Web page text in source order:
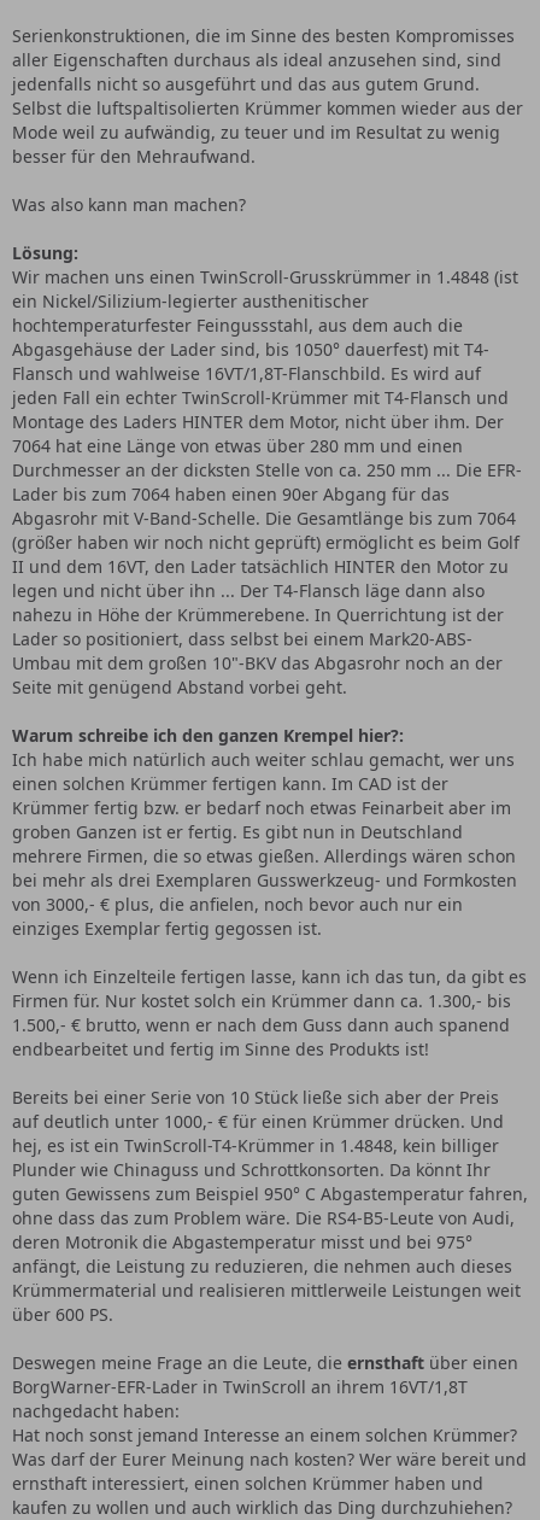
Serienkonstruktionen, die im Sinne des besten Kompromisses
aller Eigenschaften durchaus als ideal anzusehen sind, sind
jedenfalls nicht so ausgeführt und das aus gutem Grund.
Selbst die luftspaltisolierten Krümmer kommen wieder aus der
Mode weil zu aufwändig, zu teuer und im Resultat zu wenig
besser für den Mehraufwand.
Was also kann man machen?
Lösung:
Wir machen uns einen TwinScroll-Grusskrümmer in 1.4848 (ist
ein Nickel/Silizium-legierter austhenitischer
hochtemperaturfester Feingussstahl, aus dem auch die
Abgasgehäuse der Lader sind, bis 1050° dauerfest) mit T4-
Flansch und wahlweise 16VT/1,8T-Flanschbild. Es wird auf
jeden Fall ein echter TwinScroll-Krümmer mit T4-Flansch und
Montage des Laders HINTER dem Motor, nicht über ihm. Der
7064 hat eine Länge von etwas über 280 mm und einen
Durchmesser an der dicksten Stelle von ca. 250 mm ... Die EFR-
Lader bis zum 7064 haben einen 90er Abgang für das
Abgasrohr mit V-Band-Schelle. Die Gesamtlänge bis zum 7064
(größer haben wir noch nicht geprüft) ermöglicht es beim Golf
II und dem 16VT, den Lader tatsächlich HINTER den Motor zu
legen und nicht über ihn ... Der T4-Flansch läge dann also
nahezu in Höhe der Krümmerebene. In Querrichtung ist der
Lader so positioniert, dass selbst bei einem Mark20-ABS-
Umbau mit dem großen 10"-BKV das Abgasrohr noch an der
Seite mit genügend Abstand vorbei geht.
Warum schreibe ich den ganzen Krempel hier?:
Ich habe mich natürlich auch weiter schlau gemacht, wer uns
einen solchen Krümmer fertigen kann. Im CAD ist der
Krümmer fertig bzw. er bedarf noch etwas Feinarbeit aber im
groben Ganzen ist er fertig. Es gibt nun in Deutschland
mehrere Firmen, die so etwas gießen. Allerdings wären schon
bei mehr als drei Exemplaren Gusswerkzeug- und Formkosten
von 3000,- € plus, die anfielen, noch bevor auch nur ein
einziges Exemplar fertig gegossen ist.
Wenn ich Einzelteile fertigen lasse, kann ich das tun, da gibt es
Firmen für. Nur kostet solch ein Krümmer dann ca. 1.300,- bis
1.500,- € brutto, wenn er nach dem Guss dann auch spanend
endbearbeitet und fertig im Sinne des Produkts ist!
Bereits bei einer Serie von 10 Stück ließe sich aber der Preis
auf deutlich unter 1000,- € für einen Krümmer drücken. Und
hej, es ist ein TwinScroll-T4-Krümmer in 1.4848, kein billiger
Plunder wie Chinaguss und Schrottkonsorten. Da könnt Ihr
guten Gewissens zum Beispiel 950° C Abgastemperatur fahren,
ohne dass das zum Problem wäre. Die RS4-B5-Leute von Audi,
deren Motronik die Abgastemperatur misst und bei 975°
anfängt, die Leistung zu reduzieren, die nehmen auch dieses
Krümmermaterial und realisieren mittlerweile Leistungen weit
über 600 PS.
Deswegen meine Frage an die Leute, die ernsthaft über einen
BorgWarner-EFR-Lader in TwinScroll an ihrem 16VT/1,8T
nachgedacht haben:
Hat noch sonst jemand Interesse an einem solchen Krümmer?
Was darf der Eurer Meinung nach kosten? Wer wäre bereit und
ernsthaft interessiert, einen solchen Krümmer haben und
kaufen zu wollen und auch wirklich das Ding durchzuhiehen?